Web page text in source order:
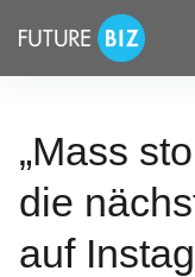
überspringen
FUTUREBIZ
„Mass
die
auf